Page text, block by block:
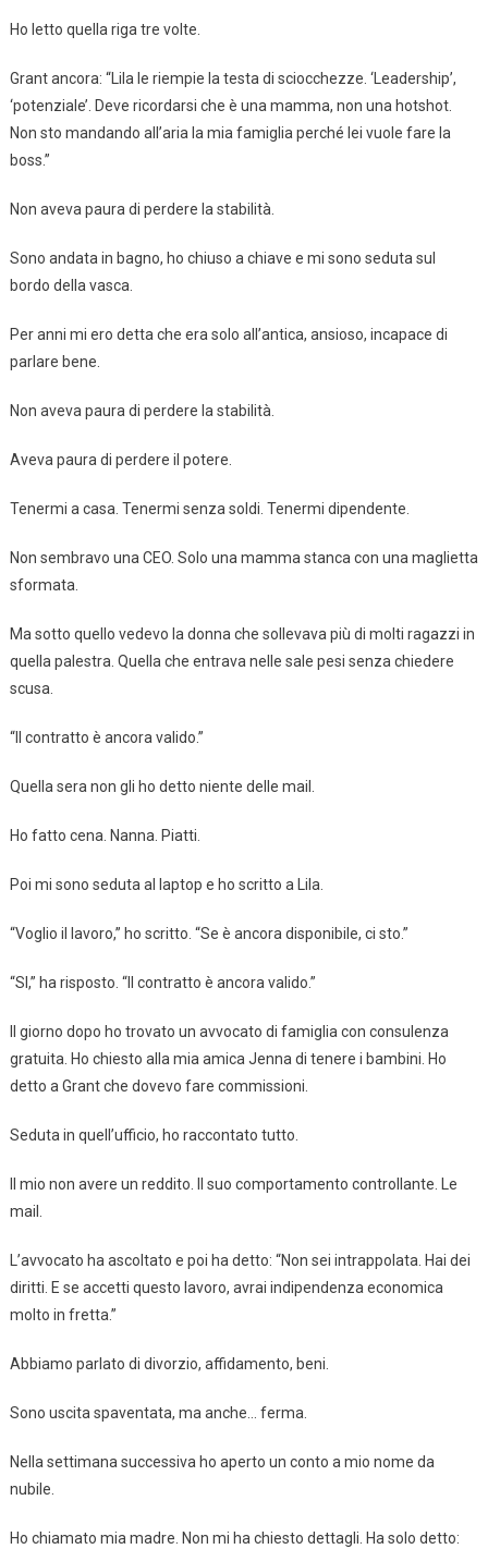
Ho letto quella riga tre volte.
Grant ancora: “Lila le riempie la testa di sciocchezze. ‘Leadership’,
‘potenziale’. Deve ricordarsi che è una mamma, non una hotshot.
Non sto mandando all’aria la mia famiglia perché lei vuole fare la
boss.”
Non aveva paura di perdere la stabilità.
Sono andata in bagno, ho chiuso a chiave e mi sono seduta sul
bordo della vasca.
Per anni mi ero detta che era solo all’antica, ansioso, incapace di
parlare bene.
Non aveva paura di perdere la stabilità.
Aveva paura di perdere il potere.
Tenermi a casa. Tenermi senza soldi. Tenermi dipendente.
Non sembravo una CEO. Solo una mamma stanca con una maglietta
sformata.
Ma sotto quello vedevo la donna che sollevava più di molti ragazzi in
quella palestra. Quella che entrava nelle sale pesi senza chiedere
scusa.
“Il contratto è ancora valido.”
Quella sera non gli ho detto niente delle mail.
Ho fatto cena. Nanna. Piatti.
Poi mi sono seduta al laptop e ho scritto a Lila.
“Voglio il lavoro,” ho scritto. “Se è ancora disponibile, ci sto.”
“SI,” ha risposto. “Il contratto è ancora valido.”
Il giorno dopo ho trovato un avvocato di famiglia con consulenza
gratuita. Ho chiesto alla mia amica Jenna di tenere i bambini. Ho
detto a Grant che dovevo fare commissioni.
Seduta in quell’ufficio, ho raccontato tutto.
Il mio non avere un reddito. Il suo comportamento controllante. Le
mail.
L’avvocato ha ascoltato e poi ha detto: “Non sei intrappolata. Hai dei
diritti. E se accetti questo lavoro, avrai indipendenza economica
molto in fretta.”
Abbiamo parlato di divorzio, affidamento, beni.
Sono uscita spaventata, ma anche… ferma.
Nella settimana successiva ho aperto un conto a mio nome da
nubile.
Ho chiamato mia madre. Non mi ha chiesto dettagli. Ha solo detto: